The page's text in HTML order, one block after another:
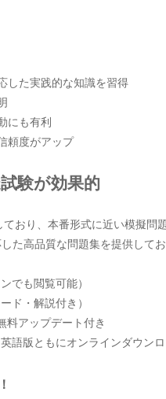
した実践的な知識を習得
にも有利
頼度がアップ
験が効果的
おり、本番形式に近い模擬問
た高品質な問題集を提供して
でも閲覧可能）
ド・解説付き）
料アップデート付き
語版ともにオンラインダウン